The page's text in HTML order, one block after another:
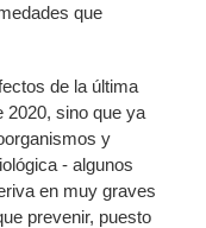
que
de la última
2020, sino que ya
y
- algunos
en muy graves
prevenir, puesto